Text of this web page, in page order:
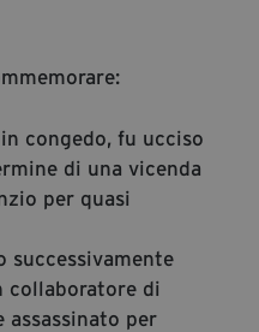
congedo, fu ucciso
di una vicenda
per quasi
successivamente
collaboratore di
assassinato per